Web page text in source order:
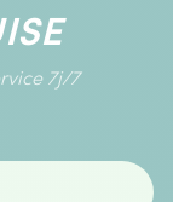
7j/7